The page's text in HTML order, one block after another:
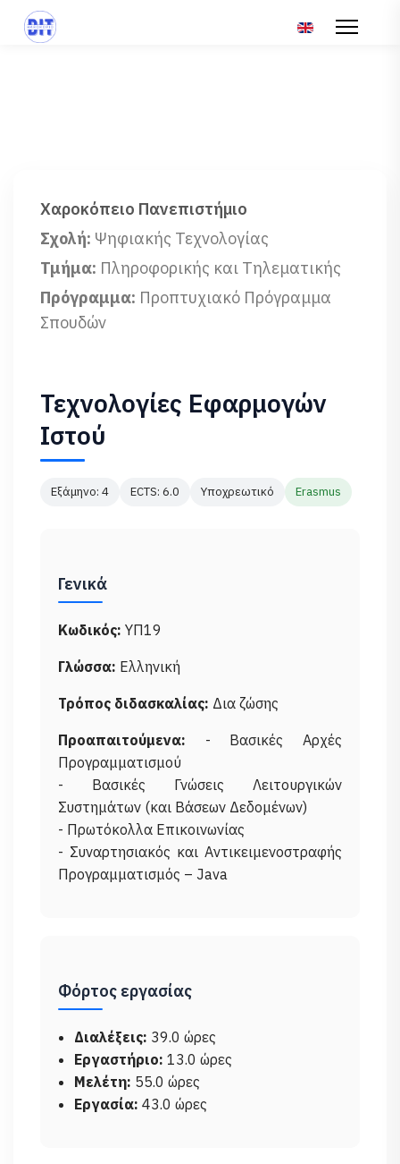
Επιλέξτε τη
Χαροκόπειο Πανεπιστήμιο
Σχολή: Ψηφιακής Τεχνολογίας
Τμήμα: Πληροφορικής και Τηλεματικής
Πρόγραμμα: Προπτυχιακό Πρόγραμμα
Σπουδών
Τεχνολογίες Εφαρμογών
Ιστού
Εξάμηνο: 4 ECTS: 6.0 Υποχρεωτικό Erasmus
Γενικά
Κωδικός: ΥΠ19
Γλώσσα: Ελληνική
Τρόπος διδασκαλίας: Δια ζώσης
Προαπαιτούμενα: - Βασικές Αρχές
Προγραμματισμού
- Βασικές Γνώσεις Λειτουργικών
Συστημάτων (και Βάσεων Δεδομένων)
- Πρωτόκολλα Επικοινωνίας
- Συναρτησιακός και Αντικειμενοστραφής
Προγραμματισμός – Java
Φόρτος εργασίας
Διαλέξεις: 39.0 ώρες
Εργαστήριο: 13.0 ώρες
Μελέτη: 55.0 ώρες
Εργασία: 43.0 ώρες